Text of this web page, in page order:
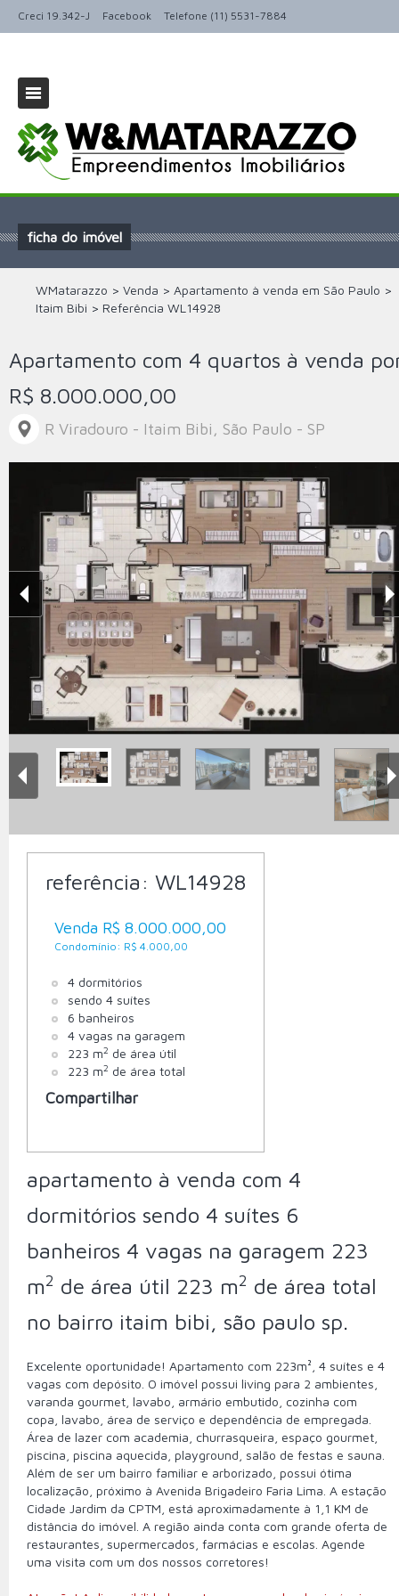
Creci 19.342-J Facebook Telefone (11) 5531-7884
ficha do imóvel
WMatarazzo > Venda > Apartamento à venda em São Paulo >
Itaim Bibi > Referência WL14928
Apartamento com 4 quartos à venda
R$ 8.000.000,00
R Viradouro - Itaim Bibi, São Paulo - SP
referência: WL14928
Venda R$ 8.000.000,00
Condomínio: R$ 4.000,00
4 dormitórios
sendo 4 suítes
6 banheiros
4 vagas na garagem
223 m2 de área útil
223 m2 de área total
Compartilhar
apartamento à venda com 4
dormitórios sendo 4 suítes 6
banheiros 4 vagas na garagem 223
m2 de área útil 223 m2 de área total
no bairro itaim bibi, são paulo sp.
Excelente oportunidade! Apartamento com 223m², 4 suítes e 4
vagas com depósito. O imóvel possui living para 2 ambientes,
varanda gourmet, lavabo, armário embutido, cozinha com
copa, lavabo, área de serviço e dependência de empregada.
Área de lazer com academia, churrasqueira, espaço gourmet,
piscina, piscina aquecida, playground, salão de festas e sauna.
Além de ser um bairro familiar e arborizado, possui ótima
localização, próximo à Avenida Brigadeiro Faria Lima. A estação
Cidade Jardim da CPTM, está aproximadamente à 1,1 KM de
distância do imóvel. A região ainda conta com grande oferta de
restaurantes, supermercados, farmácias e escolas. Agende
uma visita com um dos nossos corretores!